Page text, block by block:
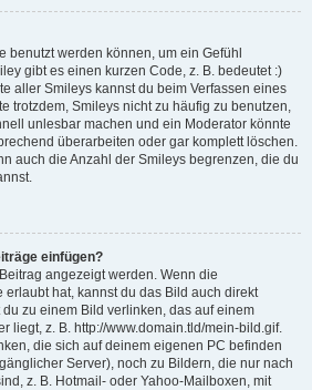
benutzt werden können, um ein Gefühl
gibt es einen kurzen Code, z. B. bedeutet :)
aller Smileys kannst du beim Verfassen eines
trotzdem, Smileys nicht zu häufig zu benutzen,
unlesbar machen und ein Moderator könnte
überarbeiten oder gar komplett löschen.
auch die Anzahl der Smileys begrenzen, die du
einfügen?
angezeigt werden. Wenn die
hat, kannst du das Bild auch direkt
zu einem Bild verlinken, das auf einem
liegt, z. B. http://www.domain.tld/mein-bild.gif.
die sich auf deinem eigenen PC befinden
Server), noch zu Bildern, die nur nach
z. B. Hotmail- oder Yahoo-Mailboxen, mit